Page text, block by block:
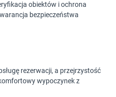
obiektów i ochrona
bezpieczeństwa
rezerwacji, a przejrzystość
wypoczynek z